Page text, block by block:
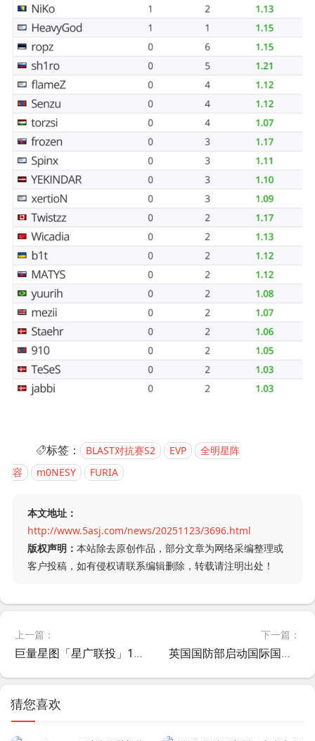
标签： BLAST对抗赛S2 EVP
全明星阵
容
m0NESY FURIA
本文地址：
http://www.5asj.com/news/20251123/3696.html
版权声明： 本站除去原创作品，部分文章为网络采编整理或
客户投稿，如有侵权请联系编辑删除，转载请注明出处！
上一篇：
巨量星图「星广联投」10月上新月报来袭！
下一篇：
英国国防部启动国际国防电竞赛事，用游戏为现代战争“精准征兵”引争议
猜您喜欢